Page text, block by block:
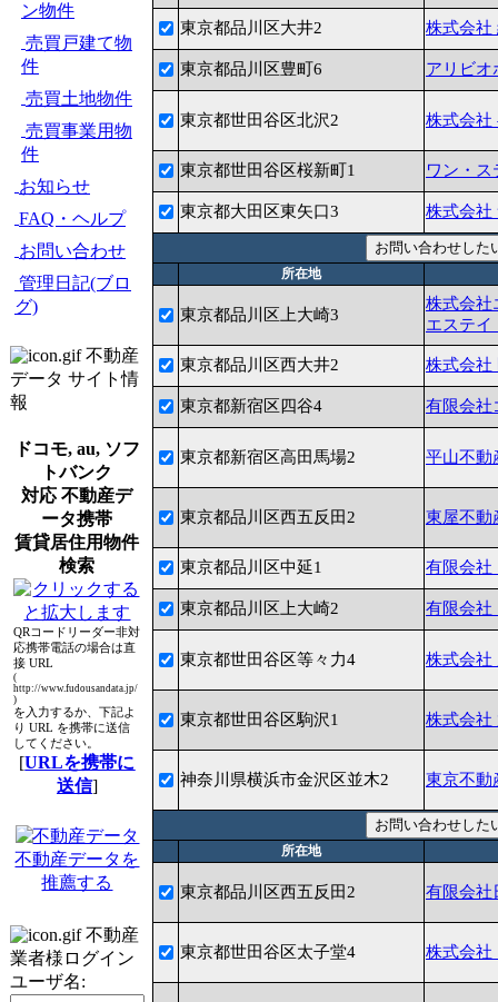
ン物件
売買戸建て物
件
売買土地物件
売買事業用物
件
お知らせ
FAQ・ヘルプ
お問い合わせ
管理日記(ブロ
グ)
不動産
データ サイト情
報
ドコモ, au, ソフ
トバンク
対応 不動産デ
ータ携帯
賃貸居住用物件
検索
QRコードリーダー非対
応携帯電話の場合は直
接 URL
(
http://www.fudousandata.jp/
)
を入力するか、下記よ
り URL を携帯に送信
してください。
[URLを携帯に
送信]
不動産データを
推薦する
不動産
業者様ログイン
ユーザ名:
東京都品川区大井2 株式会社
東京都品川区豊町6 アリビオ
東京都世田谷区北沢2 株式会社
東京都世田谷区桜新町1 ワン・ス
東京都大田区東矢口3 株式会社
所在地
東京都品川区上大崎3
株式会社
エステイ
東京都品川区西大井2 株式会社
東京都新宿区四谷4 有限会社
東京都新宿区高田馬場2 平山不動
東京都品川区西五反田2 東屋不動
東京都品川区中延1 有限会社
東京都品川区上大崎2 有限会社
東京都世田谷区等々力4 株式会社
東京都世田谷区駒沢1 株式会社
神奈川県横浜市金沢区並木2 東京不動
所在地
東京都品川区西五反田2 有限会社
東京都世田谷区太子堂4 株式会社